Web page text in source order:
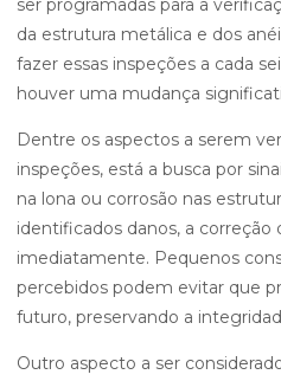
ser programadas para a
da estrutura metálica e dos
fazer essas inspeções a cada
houver uma mudança
Dentre os aspectos a serem
inspeções, está a busca por
na lona ou corrosão nas
identificados danos, a correção
imediatamente. Pequenos
percebidos podem evitar que
futuro, preservando a
Outro aspecto a ser